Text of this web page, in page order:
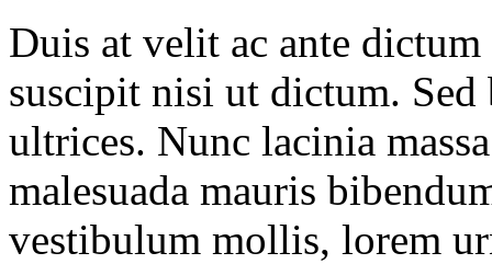
Duis at velit ac ante
suscipit nisi ut dictum.
ultrices. Nunc lacinia
malesuada mauris
vestibulum mollis, lorem